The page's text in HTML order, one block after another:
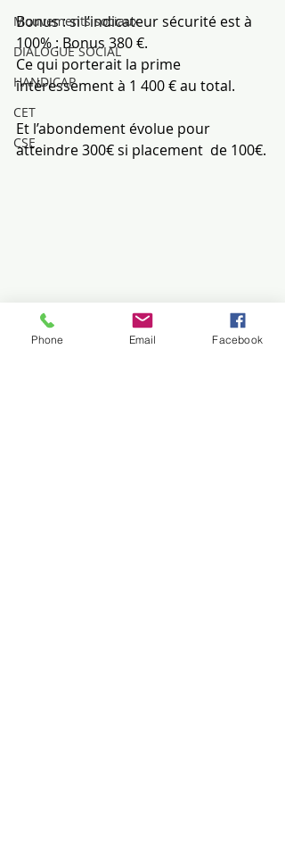
Mouvements sociaux
DIALOGUE SOCIAL
HANDICAP
CET
CSE
Bonus : si l’indicateur sécurité est à
100% : Bonus 380 €.
Ce qui porterait la prime
intéressement à 1 400 € au total.
Et l’abondement évolue pour
atteindre 300€ si placement  de 100€.
Phone Email Facebook